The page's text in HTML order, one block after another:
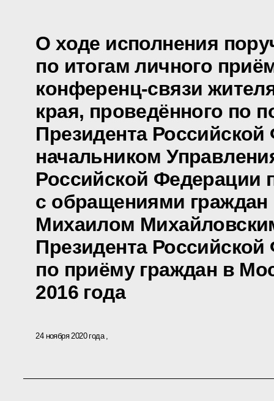
О ходе исполнения
по итогам личного
конференц-связи
края, проведённого по
Президента
начальником
Российской Федерации
с обращениями граждан
Михаилом
Президента
по приёму граждан в
2016 года
24 ноября 2020 года